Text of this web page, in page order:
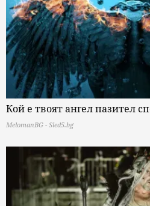
Кой е твоят ангел пазител
MelomanBG - Sled5.bg